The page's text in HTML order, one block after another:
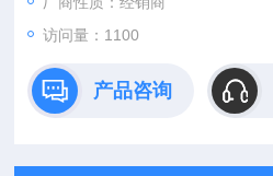
访问量：1100
产品咨询